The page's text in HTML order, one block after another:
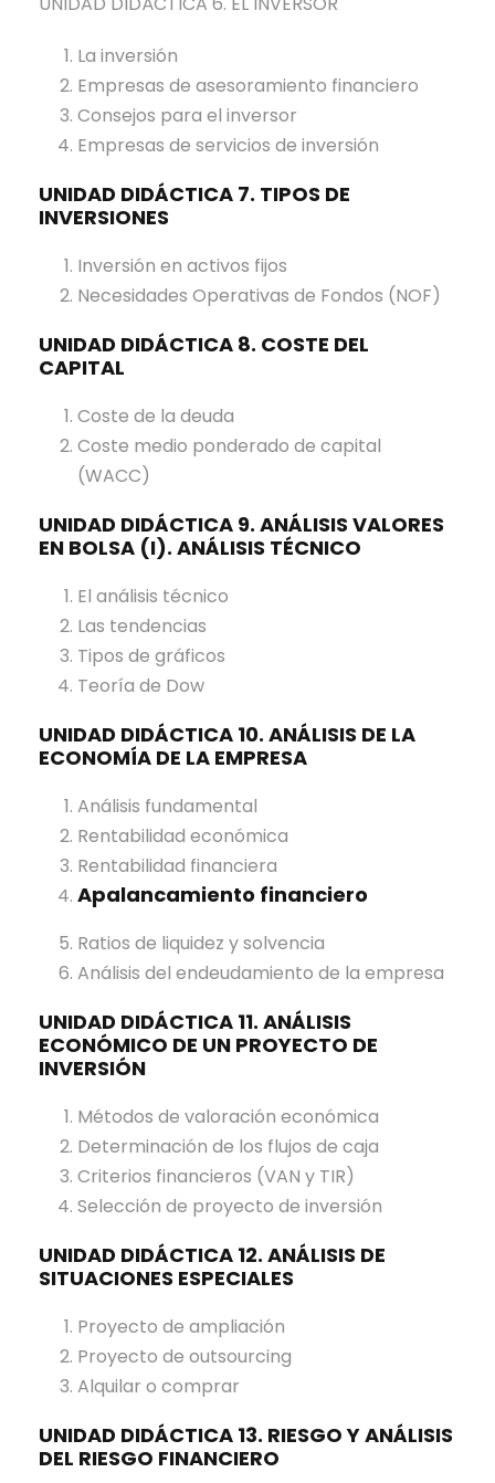
La inversión
Empresas de asesoramiento financiero
Consejos para el inversor
Empresas de servicios de inversión
UNIDAD DIDÁCTICA 7. TIPOS DE
INVERSIONES
Inversión en activos fijos
Necesidades Operativas de Fondos (NOF)
UNIDAD DIDÁCTICA 8. COSTE DEL
CAPITAL
Coste de la deuda
Coste medio ponderado de capital
(WACC)
UNIDAD DIDÁCTICA 9. ANÁLISIS VALORES
EN BOLSA (I). ANÁLISIS TÉCNICO
El análisis técnico
Las tendencias
Tipos de gráficos
Teoría de Dow
UNIDAD DIDÁCTICA 10. ANÁLISIS DE LA
ECONOMÍA DE LA EMPRESA
Análisis fundamental
Rentabilidad económica
Rentabilidad financiera
Apalancamiento financiero
Ratios de liquidez y solvencia
Análisis del endeudamiento de la empresa
UNIDAD DIDÁCTICA 11. ANÁLISIS
ECONÓMICO DE UN PROYECTO DE
INVERSIÓN
Métodos de valoración económica
Determinación de los flujos de caja
Criterios financieros (VAN y TIR)
Selección de proyecto de inversión
UNIDAD DIDÁCTICA 12. ANÁLISIS DE
SITUACIONES ESPECIALES
Proyecto de ampliación
Proyecto de outsourcing
Alquilar o comprar
UNIDAD DIDÁCTICA 13. RIESGO Y ANÁLISIS
DEL RIESGO FINANCIERO